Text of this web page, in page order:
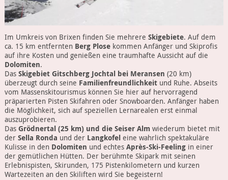
Im Umkreis von Brixen finden Sie mehrere Skigebiete. Auf dem
ca. 15 km entfernten Berg Plosekommen Anfänger und Skiprofis
auf ihre Kosten und genießen eine traumhafte Aussicht auf die
Dolomiten.
Das Skigebiet Gitschberg Jochtal bei Meransen (20 km)
überzeugt durch seine Familienfreundlichkeitund Ruhe. Abseits
vom Massenskitourismus können Sie hier auf hervorragend
präparierten Pisten Skifahren oder Snowboarden. Anfänger haben
die Möglichkeit, sich auf speziellen Lernarealen erst einmal
auszuprobieren.
DasGrödnertal (25 km) und die Seiser Alm wiederum bietet mit
der Sella Ronda und der Langkofeleine wahrlich spektakuläre
Kulisse in den Dolomiten und echtes Après-Ski-Feelingin einer
der gemütlichen Hütten. Der berühmte Skipark mit seinen
Erlebnispisten, Skirunden, 175 Pistenkilometern und kurzen
Wartezeiten an den Skiliften wird Sie begeistern!